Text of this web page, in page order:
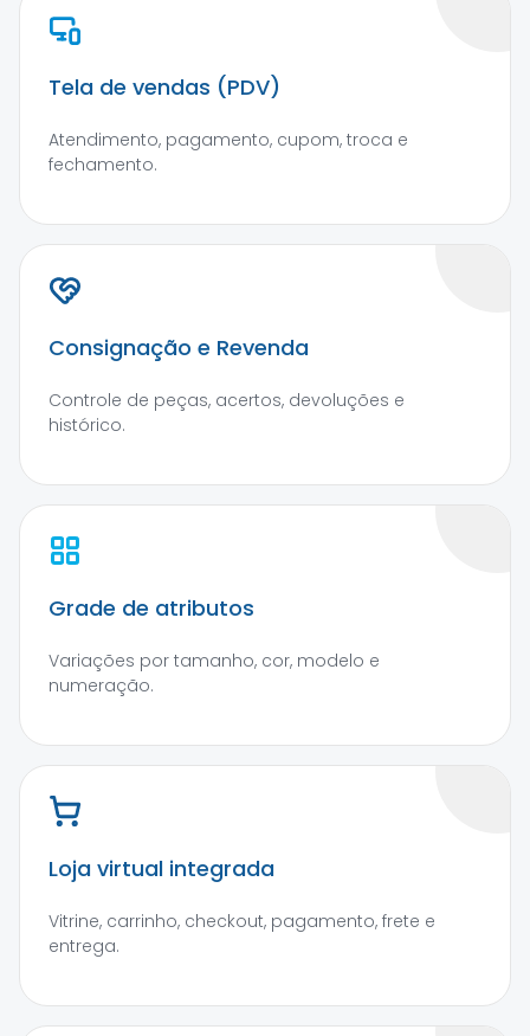
Tela de vendas (PDV)
Atendimento, pagamento, cupom, troca e
fechamento.
Consignação e Revenda
Controle de peças, acertos, devoluções e
histórico.
Grade de atributos
Variações por tamanho, cor, modelo e
numeração.
Loja virtual integrada
Vitrine, carrinho, checkout, pagamento, frete e
entrega.